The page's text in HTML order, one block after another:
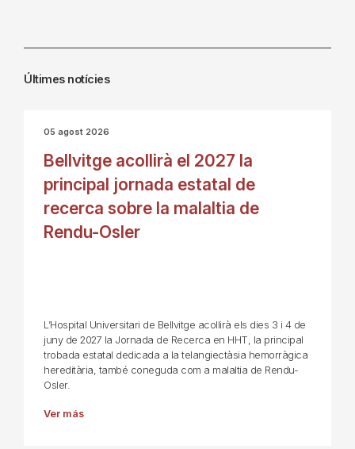
Últimes notícies
05 agost 2026
Bellvitge acollirà el 2027 la
principal jornada estatal de
recerca sobre la malaltia de
Rendu-Osler
L’Hospital Universitari de Bellvitge acollirà els dies 3 i 4 de
juny de 2027 la Jornada de Recerca en HHT, la principal
trobada estatal dedicada a la telangiectàsia hemorràgica
hereditària, també coneguda com a malaltia de Rendu-
Osler.
Ver más